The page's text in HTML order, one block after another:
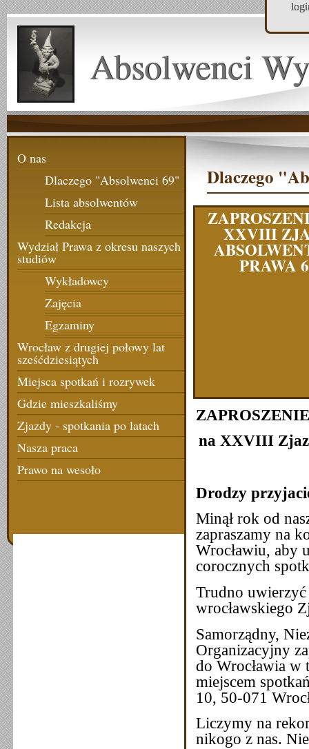
Absolwenci
O nas
Dlaczego "Absolwenci 69"
Lista absolwentów
Redakcja
Wydział Prawa z okresu naszych
studiów
Wykładowcy
Zajęcia
Egzaminy
Wrocław z drugiej połowy lat
sześćdziesiątych
Miejsca spotkań i rozrywek
Gdzie mieszkaliśmy
Zjazdy - spotkania po latach
Nasza praca
Prawo na wesoło
Dlaczego
XXVIII
PRAWA
ZAPROSZENIE
na XXVIII
Drodzy
Minął rok od
zapraszamy na
Wrocławiu, aby
corocznych
Trudno uwierzyć
wrocławskiego
Samorządny,
Organizacyjny
do Wrocławia w
miejscem
10, 50-071
Liczymy na
nikogo z nas.